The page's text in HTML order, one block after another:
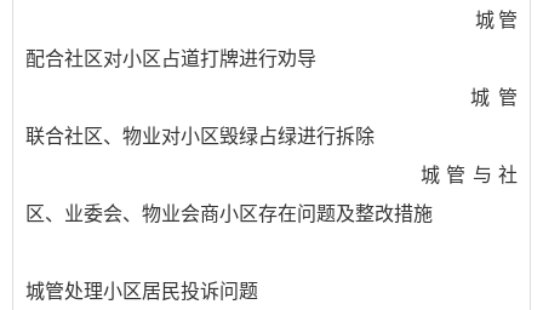
城管
配合社区对小区占道打牌进行劝导
城管
联合社区、物业对小区毁绿占绿进行拆除
城管与社
区、业委会、物业会商小区存在问题及整改措施
城管处理小区居民投诉问题